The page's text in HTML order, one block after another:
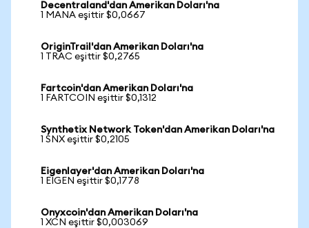
Decentraland'dan Amerikan Doları'na
1 MANA eşittir $0,0667
OriginTrail'dan Amerikan Doları'na
1 TRAC eşittir $0,2765
Fartcoin'dan Amerikan Doları'na
1 FARTCOIN eşittir $0,1312
Synthetix Network Token'dan Amerikan Doları'na
1 SNX eşittir $0,2105
Eigenlayer'dan Amerikan Doları'na
1 EIGEN eşittir $0,1778
Onyxcoin'dan Amerikan Doları'na
1 XCN eşittir $0,003069